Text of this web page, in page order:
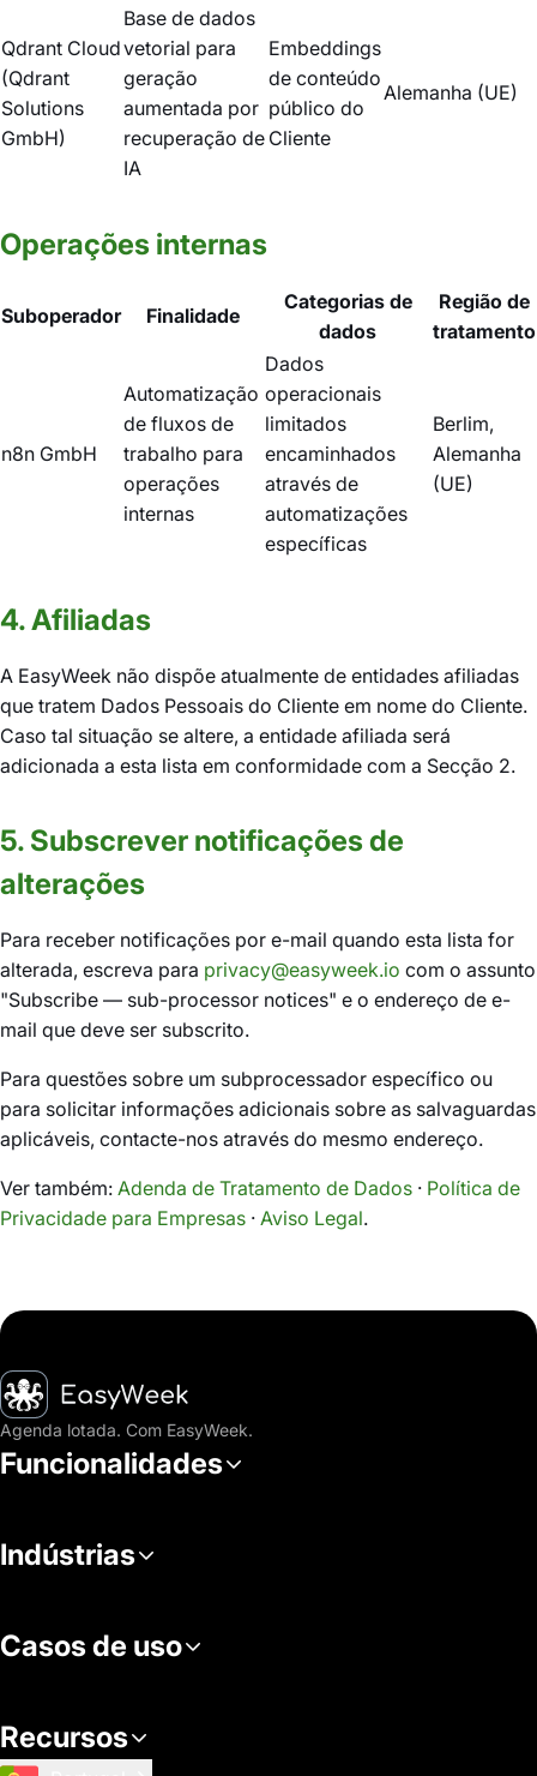
Qdrant Cloud
(Qdrant
Solutions
GmbH)
Base de dados
vetorial para
geração
aumentada por
recuperação de
IA
Embeddings
de conteúdo
público do
Cliente
Alemanha (UE)
Operações internas
Suboperador Finalidade
Categorias de
dados
Região de
tratamento
n8n GmbH
Automatização
de fluxos de
trabalho para
operações
internas
Dados
operacionais
limitados
encaminhados
através de
automatizações
específicas
Berlim,
Alemanha
(UE)
4. Afiliadas
A EasyWeek não dispõe atualmente de entidades afiliadas
que tratem Dados Pessoais do Cliente em nome do Cliente.
Caso tal situação se altere, a entidade afiliada será
adicionada a esta lista em conformidade com a Secção 2.
5. Subscrever notificações de
alterações
Para receber notificações por e-mail quando esta lista for
alterada, escreva para privacy@easyweek.io com o assunto
"Subscribe — sub-processor notices" e o endereço de e-
mail que deve ser subscrito.
Para questões sobre um subprocessador específico ou
para solicitar informações adicionais sobre as salvaguardas
aplicáveis, contacte-nos através do mesmo endereço.
Ver também: Adenda de Tratamento de Dados · Política de
Privacidade para Empresas · Aviso Legal.
Página inicial
Agenda lotada. Com EasyWeek.
Funcionalidades
Indústrias
Casos de uso
Recursos